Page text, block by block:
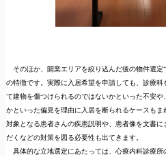
そのほか、開業エリアを絞り込んだ後の物件選
の特徴です。実際に入居希望を申請しても、診療
て建物を傷つけられるのではないかといった不安
かといった偏見を理由に入居を断られるケースも
対象となる患者さんの疾患説明や、患者像を文書
だくなどの対策を図る必要性も出てきます。
具体的な立地選定にあたっては、心療内科診療所